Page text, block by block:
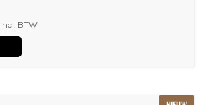
Incl. BTW